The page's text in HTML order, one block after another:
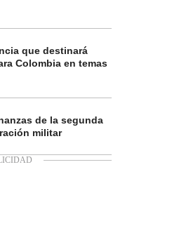
que destinará
Colombia en temas
de la segunda
militar